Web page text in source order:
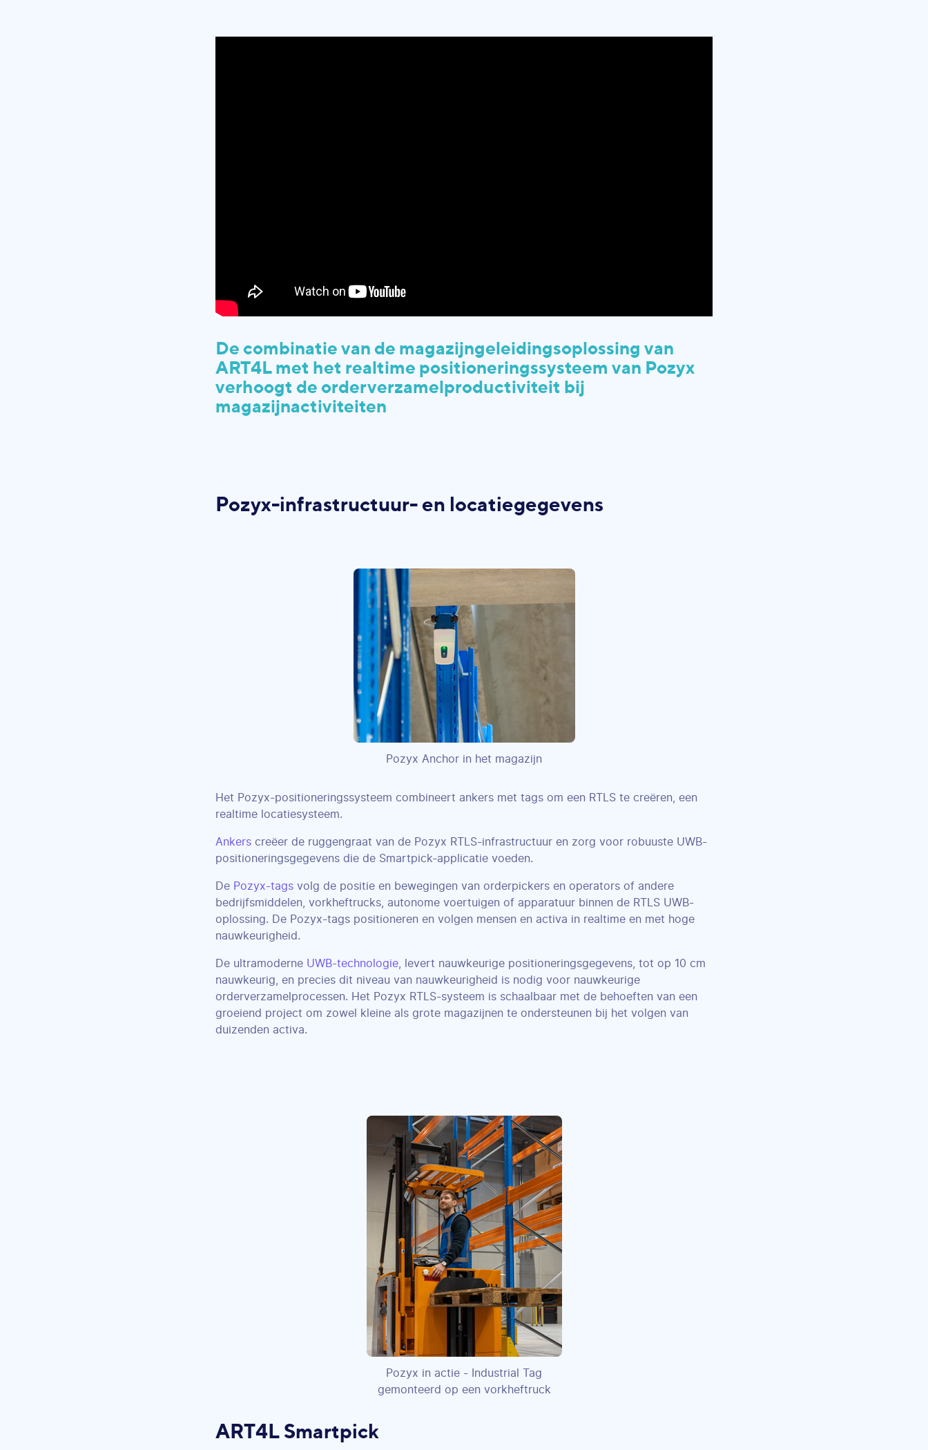
De combinatie van de magazijngeleidingsoplossing van
ART4L met het realtime positioneringssysteem van Pozyx
verhoogt de orderverzamelproductiviteit bij
magazijnactiviteiten
Pozyx-infrastructuur- en locatiegegevens
Pozyx Anchor in het magazijn
Het Pozyx-positioneringssysteem combineert ankers met tags om een RTLS te creëren, een
realtime locatiesysteem.
Ankers creëer de ruggengraat van de Pozyx RTLS-infrastructuur en zorg voor robuuste UWB-
positioneringsgegevens die de Smartpick-applicatie voeden.
De Pozyx-tags volg de positie en bewegingen van orderpickers en operators of andere
bedrijfsmiddelen, vorkheftrucks, autonome voertuigen of apparatuur binnen de RTLS UWB-
oplossing. De Pozyx-tags positioneren en volgen mensen en activa in realtime en met hoge
nauwkeurigheid.
De ultramoderne UWB-technologie, levert nauwkeurige positioneringsgegevens, tot op 10 cm
nauwkeurig, en precies dit niveau van nauwkeurigheid is nodig voor nauwkeurige
orderverzamelprocessen. Het Pozyx RTLS-systeem is schaalbaar met de behoeften van een
groeiend project om zowel kleine als grote magazijnen te ondersteunen bij het volgen van
duizenden activa.
Pozyx in actie - Industrial Tag
gemonteerd op een vorkheftruck
ART4L Smartpick